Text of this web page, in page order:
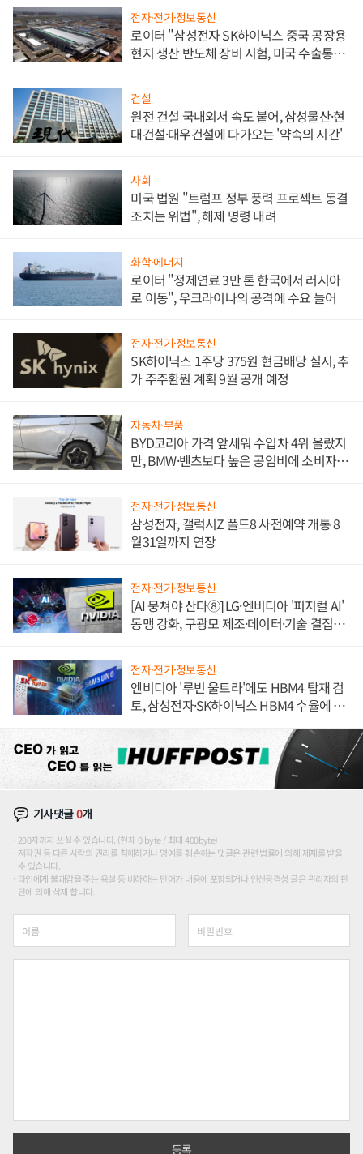
전자·전기·정보통신
로이터 "삼성전자 SK하이닉스 중국 공장용
현지 생산 반도체 장비 시험, 미국 수출통제
건설
원전 건설 국내외서 속도 붙어, 삼성물산·현
대건설·대우건설에 다가오는 '약속의 시간'
사회
미국 법원 "트럼프 정부 풍력 프로젝트 동결
조치는 위법", 해제 명령 내려
화학·에너지
로이터 "정제연료 3만 톤 한국에서 러시아
로 이동", 우크라이나의 공격에 수요 늘어
전자·전기·정보통신
SK하이닉스 1주당 375원 현금배당 실시, 추
가 주주환원 계획 9월 공개 예정
자동차·부품
BYD코리아 가격 앞세워 수입차 4위 올랐지
만, BMW·벤츠보다 높은 공임비에 소비자
전자·전기·정보통신
삼성전자, 갤럭시Z 폴드8 사전예약 개통 8
월31일까지 연장
전자·전기·정보통신
[AI 뭉쳐야 산다⑧] LG·엔비디아 '피지컬 AI'
동맹 강화, 구광모 제조·데이터·기술 결집
전자·전기·정보통신
엔비디아 '루빈 울트라'에도 HBM4 탑재 검
토, 삼성전자·SK하이닉스 HBM4 수율에 주
기사댓글0개
200자까지 쓰실 수 있습니다. (현재 0 byte / 최대 400byte)
저작권 등 다른 사람의 권리를 침해하거나 명예를 훼손하는 댓글은 관련 법률에 의해 제재를 받을
수 있습니다.
타인에게 불쾌감을 주는 욕설 등 비하하는 단어가 내용에 포함되거나 인신공격성 글은 관리자의 판
단에 의해 삭제 합니다.